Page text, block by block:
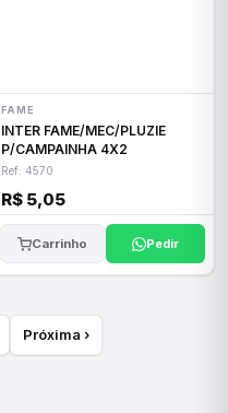
FAME
INTER FAME/MEC/PLUZIE
P/CAMPAINHA 4X2
Ref: 4570
R$ 5,05
Carrinho Pedir
Próxima ›